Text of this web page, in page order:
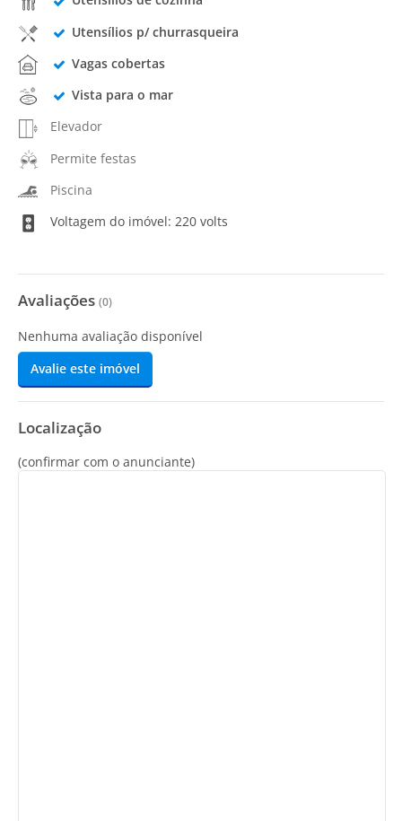
Utensílios p/ churrasqueira
Vagas cobertas
Vista para o mar
Elevador
Permite festas
Piscina
Voltagem do imóvel: 220 volts
Avaliações (0)
Nenhuma avaliação disponível
Avalie este imóvel
Localização
(confirmar com o anunciante)